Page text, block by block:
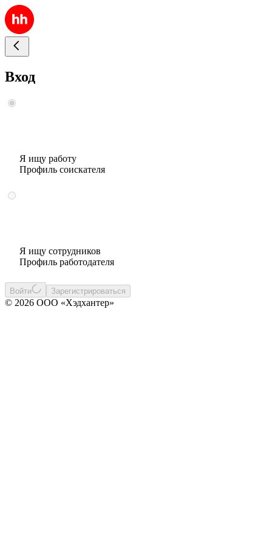
Вход
Я ищу работу
Профиль соискателя
Я ищу сотрудников
Профиль работодателя
Войти Зарегистрироваться
© 2026 ООО «Хэдхантер»